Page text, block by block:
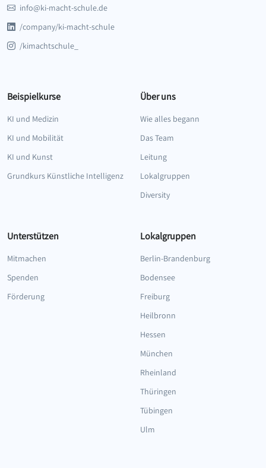
info@ki-macht-schule.de
/company/ki-macht-schule
/kimachtschule_
Beispielkurse
KI und Medizin
KI und Mobilität
KI und Kunst
Grundkurs Künstliche Intelligenz
Über uns
Wie alles begann
Das Team
Leitung
Lokalgruppen
Diversity
Unterstützen
Mitmachen
Spenden
Förderung
Lokalgruppen
Berlin-Brandenburg
Bodensee
Freiburg
Heilbronn
Hessen
München
Rheinland
Thüringen
Tübingen
Ulm